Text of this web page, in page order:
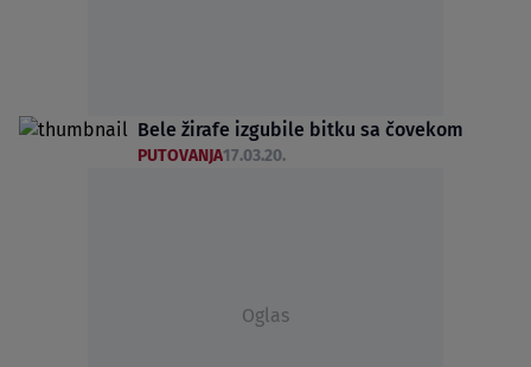
Bele žirafe izgubile bitku sa čovekom
PUTOVANJA17.03.20.
Oglas